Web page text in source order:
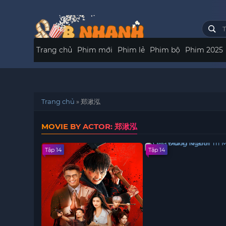
Trang chủ Phim mới Phim lẻ Phim bộ Phim 2025
Trang chủ »郑湫泓
MOVIE BY ACTOR: 郑湫泓
Tập 14 Tập 14